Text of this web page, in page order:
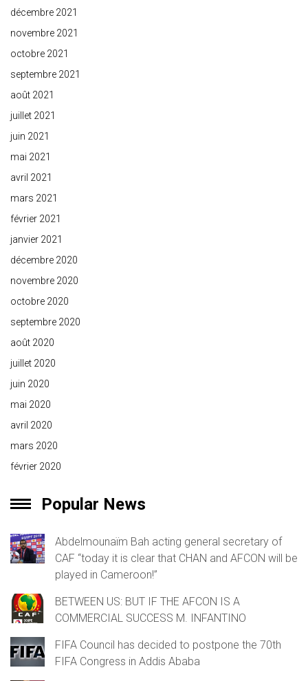
décembre 2021
novembre 2021
octobre 2021
septembre 2021
août 2021
juillet 2021
juin 2021
mai 2021
avril 2021
mars 2021
février 2021
janvier 2021
décembre 2020
novembre 2020
octobre 2020
septembre 2020
août 2020
juillet 2020
juin 2020
mai 2020
avril 2020
mars 2020
février 2020
Popular News
Abdelmounaïm Bah acting general secretary of
CAF “today it is clear that CHAN and AFCON will be
played in Cameroon!”
BETWEEN US: BUT IF THE AFCON IS A
COMMERCIAL SUCCESS M. INFANTINO
FIFA Council has decided to postpone the 70th
FIFA Congress in Addis Ababa